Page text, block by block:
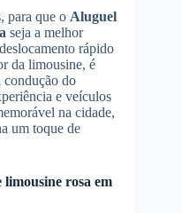
para que o Aluguel
seja a melhor
rápido
da limousine, é
condução do
e veículos
na cidade,
um toque de
limousine rosa em